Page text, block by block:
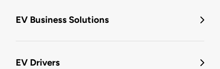
EV Business Solutions
EV Drivers